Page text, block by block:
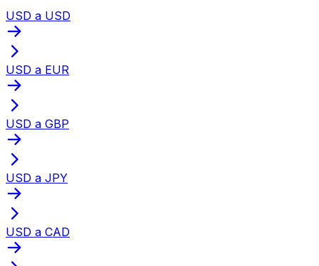
USD a USD
USD a EUR
USD a GBP
USD a JPY
USD a CAD